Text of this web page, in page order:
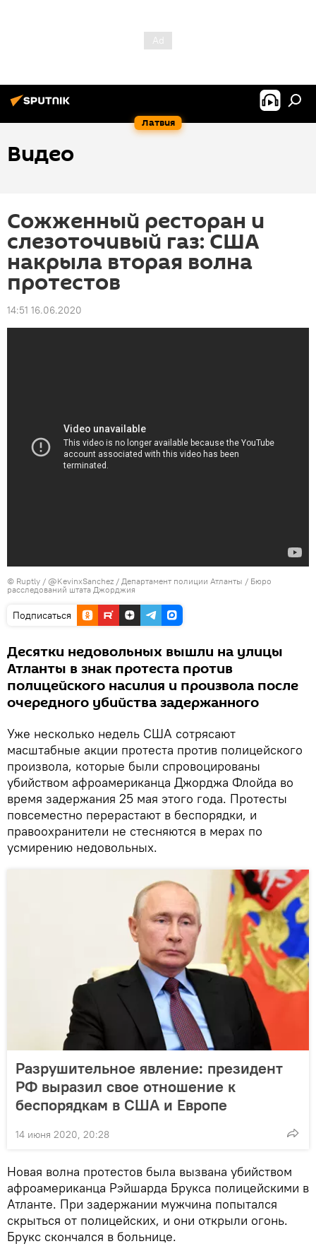
Латвия
Видео
Сожженный ресторан и
слезоточивый газ: США
накрыла вторая волна
протестов
14:51 16.06.2020
© Ruptly / @KevinxSanchez / Департамент полиции Атланты / Бюро
расследований штата Джорджия
Подписаться
Десятки недовольных вышли на улицы
Атланты в знак протеста против
полицейского насилия и произвола после
очередного убийства задержанного
Уже несколько недель США сотрясают
масштабные акции протеста против полицейского
произвола, которые были спровоцированы
убийством афроамериканца Джорджа Флойда во
время задержания 25 мая этого года. Протесты
повсеместно перерастают в беспорядки, и
правоохранители не стесняются в мерах по
усмирению недовольных.
Разрушительное явление: президент
РФ выразил свое отношение к
беспорядкам в США и Европе
14 июня 2020, 20:28
Новая волна протестов была вызвана убийством
афроамериканца Рэйшарда Брукса полицейскими в
Атланте. При задержании мужчина попытался
скрыться от полицейских, и они открыли огонь.
Брукс скончался в больнице.